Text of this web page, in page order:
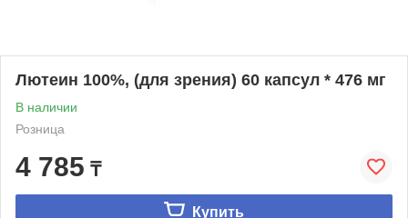
Лютеин 100%, (для зрения) 60 капсул * 476 мг
В наличии
Розница
4 785 ₸
Купить